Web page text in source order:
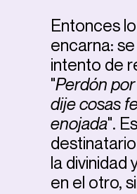
Entonces
encarna:
intento de
"Perdón
dije cosas
enojada".
la divinidad
en el otro,